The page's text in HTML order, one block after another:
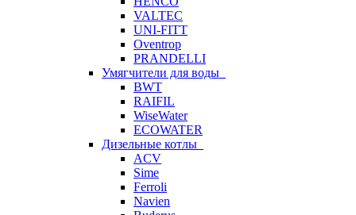
VALTEC
UNI-FITT
Oventrop
PRANDELLI
Умягчители для воды
BWT
RAIFIL
WiseWater
ECOWATER
Дизельные котлы
ACV
Sime
Ferroli
Navien